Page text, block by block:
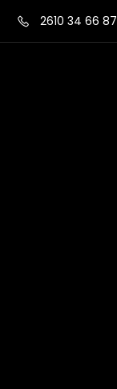
2610 34 66 87